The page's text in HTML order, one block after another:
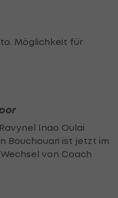
Möglichkeit für
Inao Oulai
Bouchouari ist jetzt im
von Coach